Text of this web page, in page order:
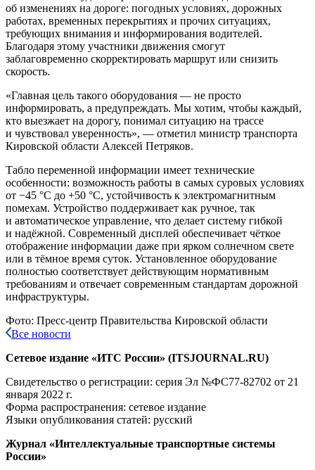
об изменениях на дороге: погодных условиях, дорожных
работах, временных перекрытиях и прочих ситуациях,
требующих внимания и информирования водителей.
Благодаря этому участники движения смогут
заблаговременно скорректировать маршрут или снизить
скорость.
«Главная цель такого оборудования — не просто
информировать, а предупреждать. Мы хотим, чтобы каждый,
кто выезжает на дорогу, понимал ситуацию на трассе
и чувствовал уверенность», — отметил министр транспорта
Кировской области Алексей Петряков.
Табло переменной информации имеет технические
особенности: возможность работы в самых суровых условиях
от −45 °C до +50 °C, устойчивость к электромагнитным
помехам. Устройство поддерживает как ручное, так
и автоматическое управление, что делает систему гибкой
и надёжной. Современный дисплей обеспечивает чёткое
отображение информации даже при ярком солнечном свете
или в тёмное время суток. Установленное оборудование
полностью соответствует действующим нормативным
требованиям и отвечает современным стандартам дорожной
инфраструктуры.
Фото: Пресс-центр Правительства Кировской области
Все новости
Сетевое издание «ИТС России» (ITSJOURNAL.RU)
Свидетельство о регистрации: серия Эл №ФС77-82702 от 21
января 2022 г.
Форма распространения: сетевое издание
Языки опубликования статей: русский
Журнал «Интеллектуальные транспортные системы
России»